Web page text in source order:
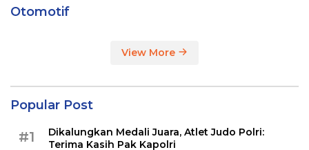
Otomotif
View More
Popular Post
#1
Dikalungkan Medali Juara, Atlet Judo Polri:
Terima Kasih Pak Kapolri